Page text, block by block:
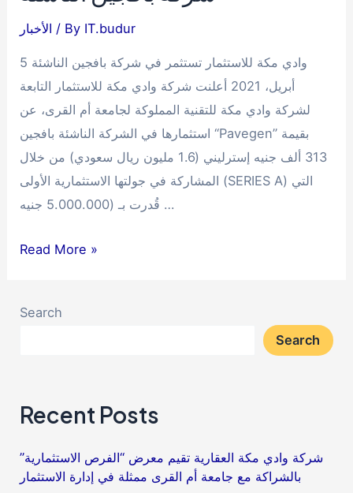
الأخبار / By IT.budur
وادي مكة للاستثمار تستثمر في شركة بافجين الناشئة 5
أبريل، 2021 أعلنت شركة وادي مكة للاستثمار التابعة
لشركة وادي مكة للتقنية المملوكة لجامعة أم القرى، عن
استثمارها في الشركة الناشئة بافجين “Pavegen” بقيمة
313 ألف جنيه إسترليني (1.6 مليون ريال سعودي) من خلال
المشاركة في جولتها الاستثمارية الأولى (SERIES A) التي
قُدرت بـ (5.000.000 جنيه …
وادي
تستثمر
الناشئة
Read More »
Search
Search
Recent Posts
شركة وادي مكة العقارية تقيم معرض “الفرص الاستثمارية”
بالشراكة مع جامعة أم القرى ممثلة في إدارة الاستثمار